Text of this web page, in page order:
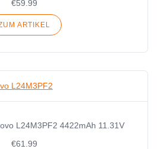
€59.99
ARTIKEL
L24M3PF2 4422mAh 11.31V
€61.99